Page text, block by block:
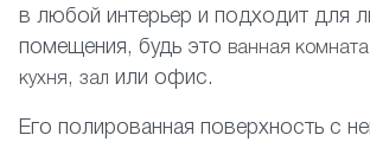
в любой интерьер и подходит для
помещения, будь это ванная комната
кухня , зал или офис.
Его полированная поверхность с